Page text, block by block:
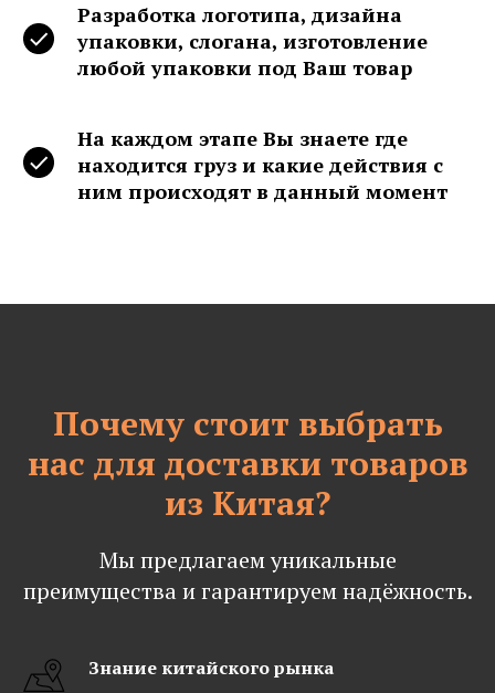
Разработка логотипа, дизайна
упаковки, слогана, изготовление
любой упаковки под Ваш товар
На каждом этапе Вы знаете где
находится груз и какие действия с
ним происходят в данный момент
Почему стоит выбрать
нас для доставки товаров
из Китая?
Мы предлагаем уникальные
преимущества и гарантируем надёжность.
Знание китайского рынка